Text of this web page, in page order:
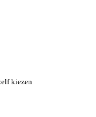
kiezen